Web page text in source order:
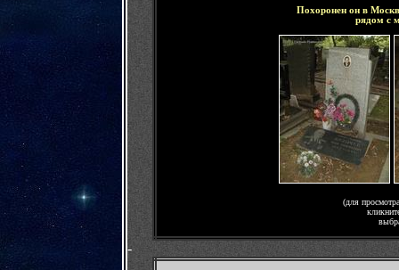
Похоронен он в
рядом с
(для
-